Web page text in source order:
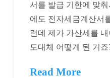
서를 발급 기한에 맞
에도 전자세금계산서
런데 제가 가산세를
도대체 어떻게 된 거
Read More